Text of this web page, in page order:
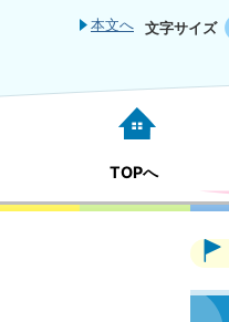
本文へ 文字サイズ
TOPへ